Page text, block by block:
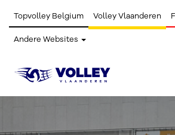
Topvolley Belgium Volley Vlaanderen
Andere Websites